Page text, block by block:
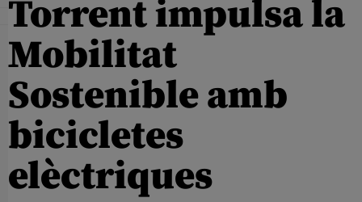
Torrent impulsa la
Mobilitat
Sostenible amb
bicicletes
elèctriques